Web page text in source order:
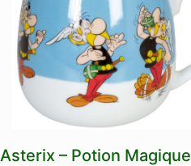
Asterix – Potion Magique